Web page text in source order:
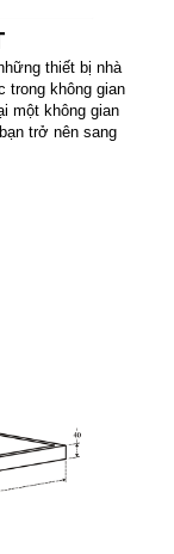
thiết bị nhà
trong không gian
một không gian
trở nên sang